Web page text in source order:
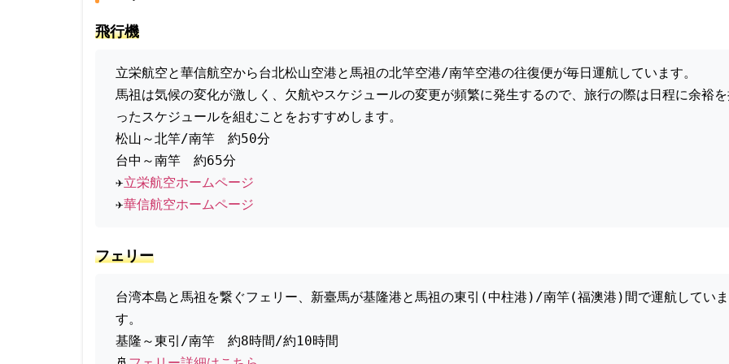
飛行機
立栄航空と華信航空から台北松山空港と馬祖の北竿空港/南竿空港の往復便が毎日運航しています。
馬祖は気候の変化が激しく、欠航やスケジュールの変更が頻繁に発生するので、旅行の際は日程に余裕
ったスケジュールを組むことをおすすめします。
松山～北竿/南竿　約50分
台中～南竿　約65分
✈立栄航空ホームページ
✈華信航空ホームページ
フェリー
台湾本島と馬祖を繋ぐフェリー、新臺馬が基隆港と馬祖の東引(中柱港)/南竿(福澳港)間で運航していま
す。
基隆～東引/南竿　約8時間/約10時間